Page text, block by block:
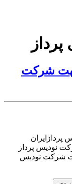
جهت شرکت
پردازایران
نودیس پرداز
شرکت نودیس